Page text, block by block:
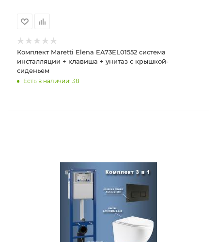
Комплект Maretti Elena EA73EL01552 система
инсталляции + клавиша + унитаз с крышкой-
сиденьем
Есть в наличии: 38